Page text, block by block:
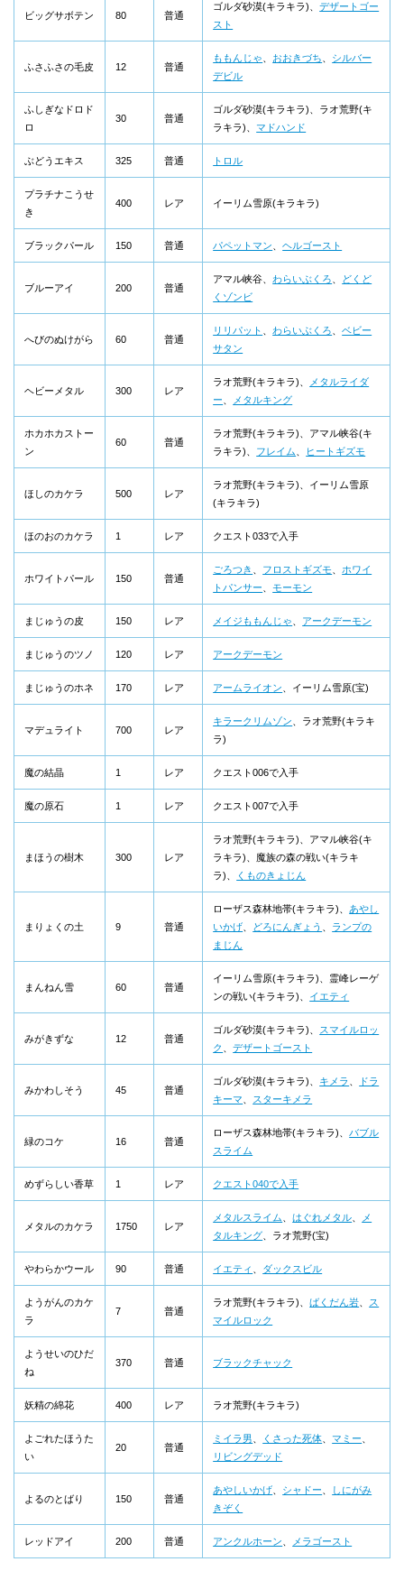
ビッグサボテン 80 普通
ゴルダ砂漠(キラキラ)、デザートゴー
スト
ふさふさの毛皮 12 普通
ももんじゃ おおきづち
シルバー
デビル
ふしぎなドロド
ロ
30 普通
ゴルダ砂漠(キラキラ)、ラオ荒野(キ
ラキラ)、マドハンド
ぶどうエキス 325 普通 トロル
プラチナこうせ
き
400 レア イーリム雪原(キラキラ)
ブラックパール 150 普通 パペットマン 、ヘルゴースト
ブルーアイ 200 普通
アマル峡谷、 わらいぶくろ
どくど
くゾンビ
へびのぬけがら 60 普通
リリパット わらいぶくろ 、ベビー
サタン
ヘビーメタル 300 レア
ラオ荒野(キラキラ)、
メタルライダ
ー
メタルキング
ホカホカストー
ン
60 普通
ラオ荒野(キラキラ)、アマル峡谷(キ
ラキラ)、 フレイム ヒートギズモ
ほしのカケラ 500 レア
ラオ荒野(キラキラ)、イーリム雪原
(キラキラ)
ほのおのカケラ 1 レア クエスト033で入手
ホワイトパール 150 普通
ごろつき フロストギズモ
ホワイ
トパンサー 、モーモン
まじゅうの皮 150 レア メイジももんじゃ アークデーモン
まじゅうのツノ 120 レア アークデーモン
まじゅうのホネ 170 レア アームライオン 、イーリム雪原(宝)
マデュライト 700 レア
キラークリムゾン 、ラオ荒野(キラキ
ラ)
魔の結晶 1 レア クエスト006で入手
魔の原石 1 レア クエスト007で入手
まほうの樹木 300 レア
ラオ荒野(キラキラ)、アマル峡谷(キ
ラキラ)、魔族の森の戦い(キラキ
ラ)、
くものきょじん
まりょくの土 9 普通
ローザス森林地帯(キラキラ)、 あやし
いかげ
どろにんぎょう
ランプの
まじん
まんねん雪 60 普通
イーリム雪原(キラキラ)、霊峰レーゲ
ンの戦い(キラキラ)、 イエティ
みがきずな 12 普通
ゴルダ砂漠(キラキラ)、 スマイルロッ
ク
、デザートゴースト
みかわしそう 45 普通
ゴルダ砂漠(キラキラ)、 キメラ
ドラ
キーマ
スターキメラ
緑のコケ 16 普通
ローザス森林地帯(キラキラ)、バブル
スライム
めずらしい香草 1 レア クエスト040で入手
メタルのカケラ 1750 レア
メタルスライム 、はぐれメタル
メ
タルキング 、ラオ荒野(宝)
やわらかウール 90 普通 イエティ ダックスビル
ようがんのカケ
ラ
7 普通
ラオ荒野(キラキラ)、ばくだん岩
ス
マイルロック
ようせいのひだ
ね
370 普通 ブラックチャック
妖精の綿花 400 レア ラオ荒野(キラキラ)
よごれたほうた
い
20 普通
ミイラ男 くさった死体 、マミー
リビングデッド
よるのとばり 150 普通
あやしいかげ シャドー
しにがみ
きぞく
レッドアイ 200 普通 アンクルホーン メラゴースト